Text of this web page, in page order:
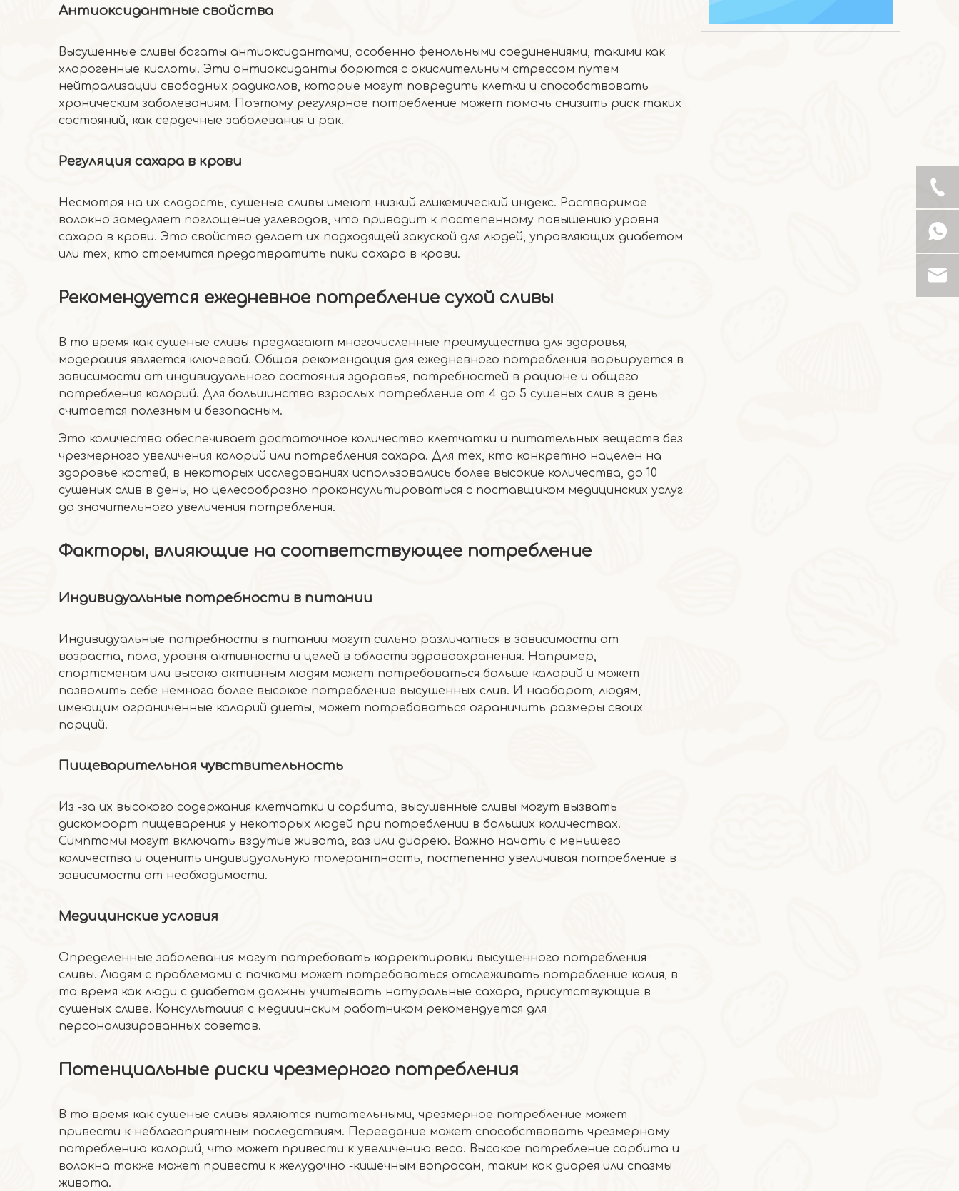
Антиоксидантные свойства
Высушенные сливы богаты антиоксидантами, особенно фенольными соединениями, такими как
хлорогенные кислоты. Эти антиоксиданты борются с окислительным стрессом путем
нейтрализации свободных радикалов, которые могут повредить клетки и способствовать
хроническим заболеваниям. Поэтому регулярное потребление может помочь снизить риск таких
состояний, как сердечные заболевания и рак.
Регуляция сахара в крови
Несмотря на их сладость, сушеные сливы имеют низкий гликемический индекс. Растворимое
волокно замедляет поглощение углеводов, что приводит к постепенному повышению уровня
сахара в крови. Это свойство делает их подходящей закуской для людей, управляющих диабетом
или тех, кто стремится предотвратить пики сахара в крови.
Рекомендуется ежедневное потребление сухой сливы
В то время как сушеные сливы предлагают многочисленные преимущества для здоровья,
модерация является ключевой. Общая рекомендация для ежедневного потребления варьируется в
зависимости от индивидуального состояния здоровья, потребностей в рационе и общего
потребления калорий. Для большинства взрослых потребление от 4 до 5 сушеных слив в день
считается полезным и безопасным.
Это количество обеспечивает достаточное количество клетчатки и питательных веществ без
чрезмерного увеличения калорий или потребления сахара. Для тех, кто конкретно нацелен на
здоровье костей, в некоторых исследованиях использовались более высокие количества, до 10
сушеных слив в день, но целесообразно проконсультироваться с поставщиком медицинских услуг
до значительного увеличения потребления.
Факторы, влияющие на соответствующее потребление
Индивидуальные потребности в питании
Индивидуальные потребности в питании могут сильно различаться в зависимости от
возраста, пола, уровня активности и целей в области здравоохранения. Например,
спортсменам или высоко активным людям может потребоваться больше калорий и может
позволить себе немного более высокое потребление высушенных слив. И наоборот, людям,
имеющим ограниченные калорий диеты, может потребоваться ограничить размеры своих
порций.
Пищеварительная чувствительность
Из -за их высокого содержания клетчатки и сорбита, высушенные сливы могут вызвать
дискомфорт пищеварения у некоторых людей при потреблении в больших количествах.
Симптомы могут включать вздутие живота, газ или диарею. Важно начать с меньшего
количества и оценить индивидуальную толерантность, постепенно увеличивая потребление в
зависимости от необходимости.
Медицинские условия
Определенные заболевания могут потребовать корректировки высушенного потребления
сливы. Людям с проблемами с почками может потребоваться отслеживать потребление калия, в
то время как люди с диабетом должны учитывать натуральные сахара, присутствующие в
сушеных сливе. Консультация с медицинским работником рекомендуется для
персонализированных советов.
Потенциальные риски чрезмерного потребления
В то время как сушеные сливы являются питательными, чрезмерное потребление может
привести к неблагоприятным последствиям. Переедание может способствовать чрезмерному
потреблению калорий, что может привести к увеличению веса. Высокое потребление сорбита и
волокна также может привести к желудочно -кишечным вопросам, таким как диарея или спазмы
живота.
2026-07-07